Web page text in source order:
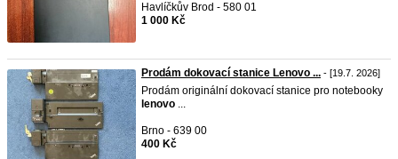
Havlíčkův Brod - 580 01
1 000 Kč
Prodám dokovací stanice Lenovo ... - [19.7. 2026]
Prodám originální dokovací stanice pro notebooky
lenovo ...
Brno - 639 00
400 Kč